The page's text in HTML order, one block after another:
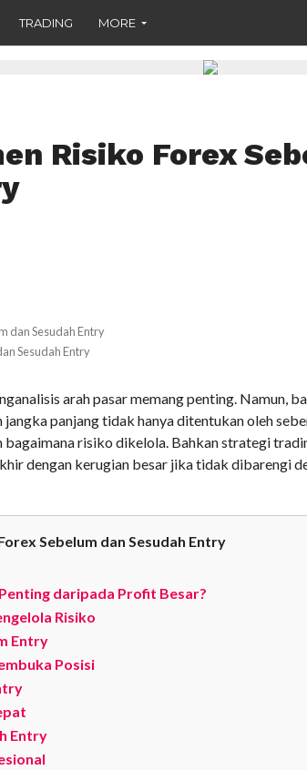
TRADING MORE
Risiko Forex
Sesudah Entry
arah pasar memang penting. Namun,
panjang tidak hanya ditentukan oleh
bagaimana risiko dikelola. Bahkan strategi
dengan kerugian besar jika tidak dibarengi
Sebelum dan Sesudah Entry
daripada Profit Besar?
Risiko
Entry
Posisi
Entry